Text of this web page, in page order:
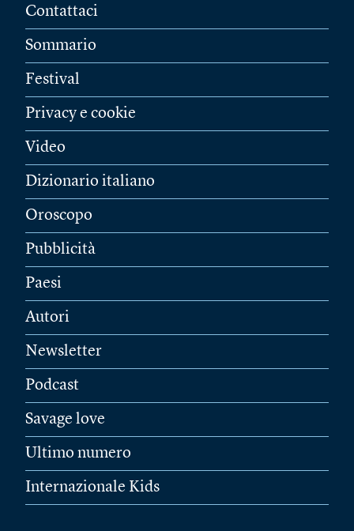
Contattaci
Sommario
Festival
Privacy e cookie
Video
Dizionario italiano
Oroscopo
Pubblicità
Paesi
Autori
Newsletter
Podcast
Savage love
Ultimo numero
Internazionale Kids